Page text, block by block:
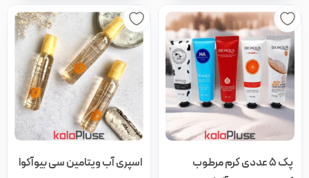
انتخاب
شوند
انتخاب
شوند
پک 5 عددی کرم مرطوب
اسپری آب ویتامین سی بیوآکوا